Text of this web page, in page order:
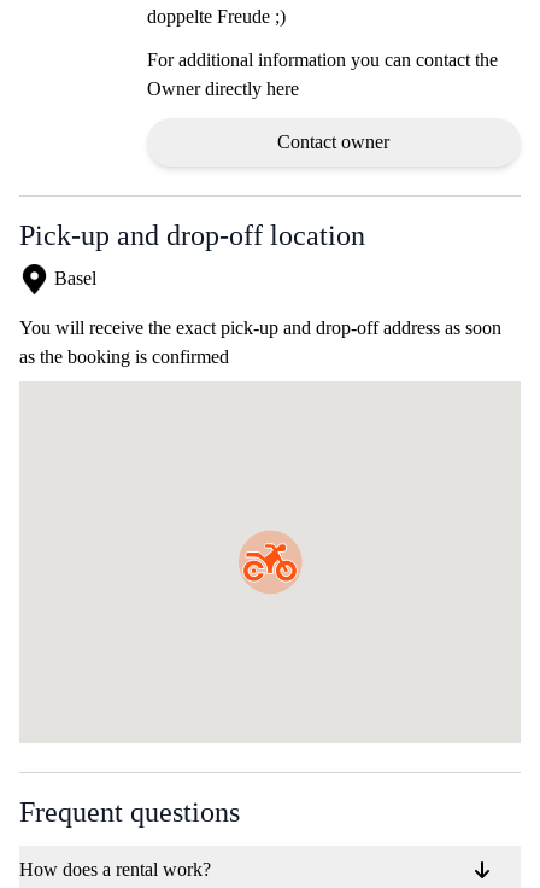
doppelte Freude ;)
For additional information you can contact the
Owner directly here
Contact owner
Pick-up and drop-off location
Basel
You will receive the exact pick-up and drop-off address as soon
as the booking is confirmed
Frequent questions
How does a rental work?